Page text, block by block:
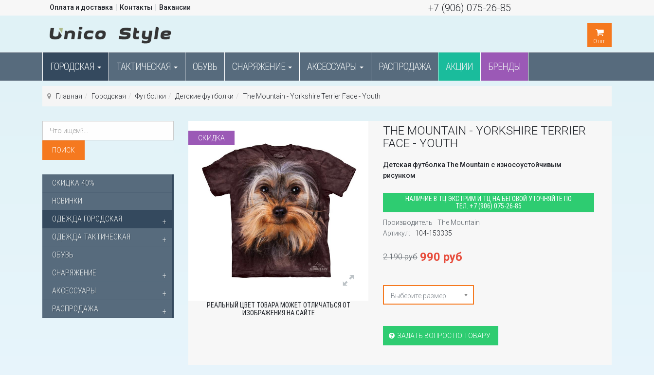
Оплата и доставка Контакты Вакансии +7 (906) 075-26-85
0шт.
ГОРОДСКАЯ ТАКТИЧЕСКАЯ ОБУВЬ СНАРЯЖЕНИЕ АКСЕССУАРЫ РАСПРОДАЖА АКЦИИ БРЕНДЫ
Главная Городская Футболки Детские футболки The Mountain - Yorkshire Terrier Face - Youth
СКИДКА
РЕАЛЬНЫЙ ЦВЕТ ТОВАРА МОЖЕТ ОТЛИЧАТЬСЯ ОТ
ИЗОБРАЖЕНИЯ НА САЙТЕ
THE MOUNTAIN - YORKSHIRE TERRIER
FACE - YOUTH
Детская футболка The Mountain с износоустойчивым
рисунком
НАЛИЧИЕ В ТЦ ЭКСТРИМ И ТЦ НА БЕГОВОЙ УТОЧНЯЙТЕ ПО
ТЕЛ. +7 (906) 075-26-85
Производитель
The Mountain
Артикул:
104-153335
2 190 руб 990 руб
Выберите размер
ЗАДАТЬ ВОПРОС ПО ТОВАРУ
СКИДКА 40%
НОВИНКИ
ОДЕЖДА ГОРОДСКАЯ
ОДЕЖДА ТАКТИЧЕСКАЯ
ОБУВЬ
СНАРЯЖЕНИЕ
АКСЕССУАРЫ
РАСПРОДАЖА